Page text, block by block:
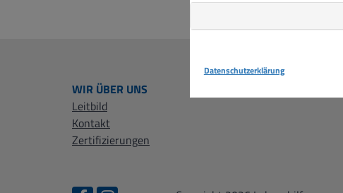
WIR ÜBER UNS
Leitbild
Kontakt
Zertifizierungen
Datenschutzerklärung